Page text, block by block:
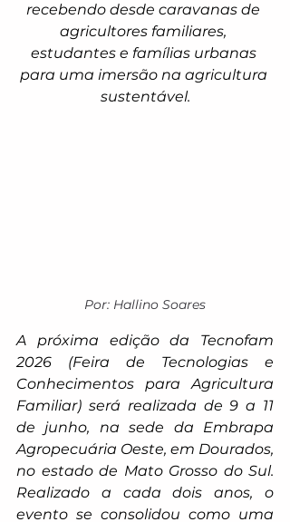
recebendo desde caravanas de
agricultores familiares,
estudantes e famílias urbanas
para uma imersão na agricultura
sustentável.
Por: Hallino Soares
A próxima edição da Tecnofam
2026 (Feira de Tecnologias e
Conhecimentos para Agricultura
Familiar) será realizada de 9 a 11
de junho, na sede da Embrapa
Agropecuária Oeste, em Dourados,
no estado de Mato Grosso do Sul.
Realizado a cada dois anos, o
evento se consolidou como uma